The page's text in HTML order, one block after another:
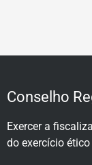
Conselho
Exercer a
do exercício